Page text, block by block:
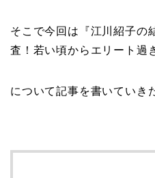
そこで今回は『江川紹子の
査！若い頃からエリート過
について記事を書いていき